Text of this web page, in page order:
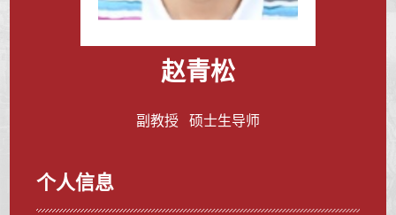
赵青松
副教授 硕士生导师
个人信息